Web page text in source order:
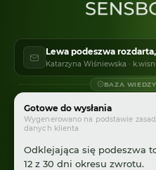
Lewa podeszwa
Katarzyna Wiśniewska ·
BAZA
Gotowe do wysłania
Wygenerowano na podstawie
danych klienta
Odklejająca się podeszwa
12 z 30 dni okresu zwrotu.